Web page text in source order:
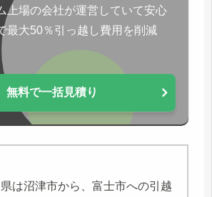
上場の会社が運営していて安心
最大50％引っ越し費用を削減
無料で一括見積り
は沼津市から、富士市への引越